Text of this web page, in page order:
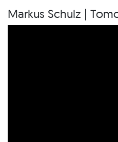
Markus Schulz |